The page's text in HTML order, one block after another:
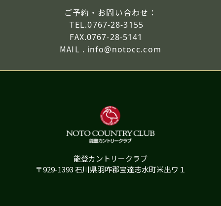
ご予約・お問い合わせ：
TEL.0767-28-3155
FAX.0767-28-5141
MAIL . info@notocc.com
能登カントリークラブ
〒929-1393 石川県羽咋郡宝達志水町米出ワ１